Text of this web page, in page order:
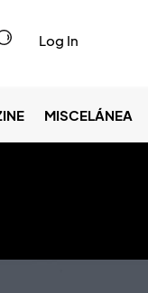
Log In
MISCELÁNEA